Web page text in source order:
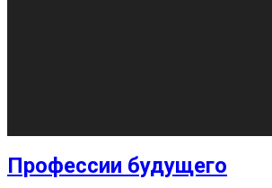
Как бороться со стрессом